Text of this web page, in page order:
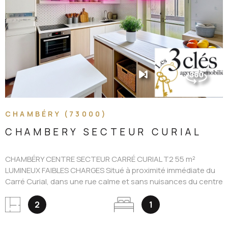
CHAMBÉRY (73000)
CHAMBERY SECTEUR CURIAL
CHAMBÉRY CENTRE SECTEUR CARRÉ CURIAL T2 55 m²
LUMINEUX FAIBLES CHARGES Situé à proximité immédiate du
Carré Curial, dans une rue calme et sans nuisances du centre
immeuble des années 1930 parfaitement entretenu. Cet
appartement de type 2 pièces + cuisine d'environ 55 m², situé
2 1
VOIR LE BIEN